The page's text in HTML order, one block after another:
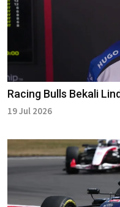
Racing Bulls Bekali
19 Jul 2026